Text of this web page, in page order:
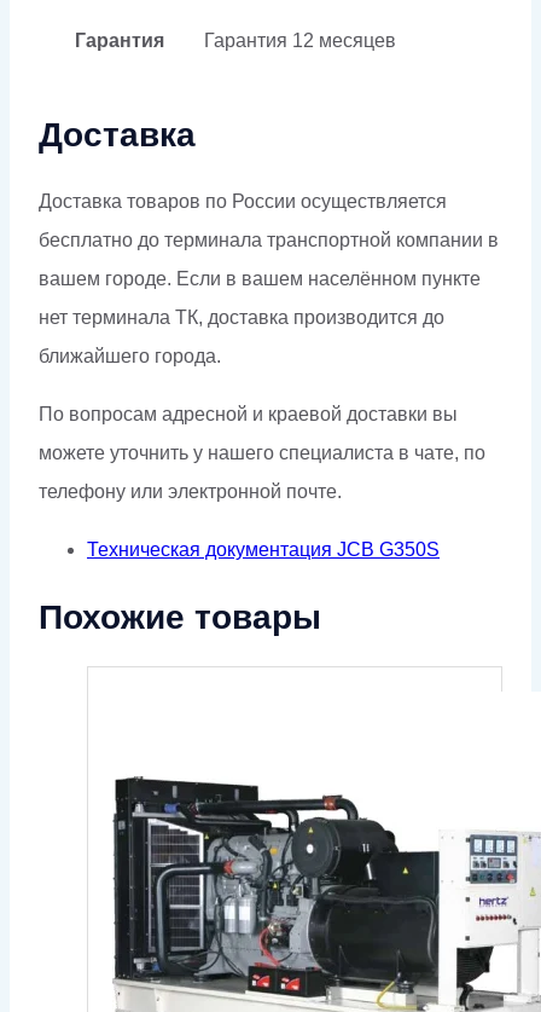
Гарантия Гарантия 12 месяцев
Доставка
Доставка товаров по России осуществляется
бесплатно до терминала транспортной компании в
вашем городе. Если в вашем населённом пункте
нет терминала ТК, доставка производится до
ближайшего города.
По вопросам адресной и краевой доставки вы
можете уточнить у нашего специалиста в чате, по
телефону или электронной почте.
Техническая документация JCB G350S
Похожие товары